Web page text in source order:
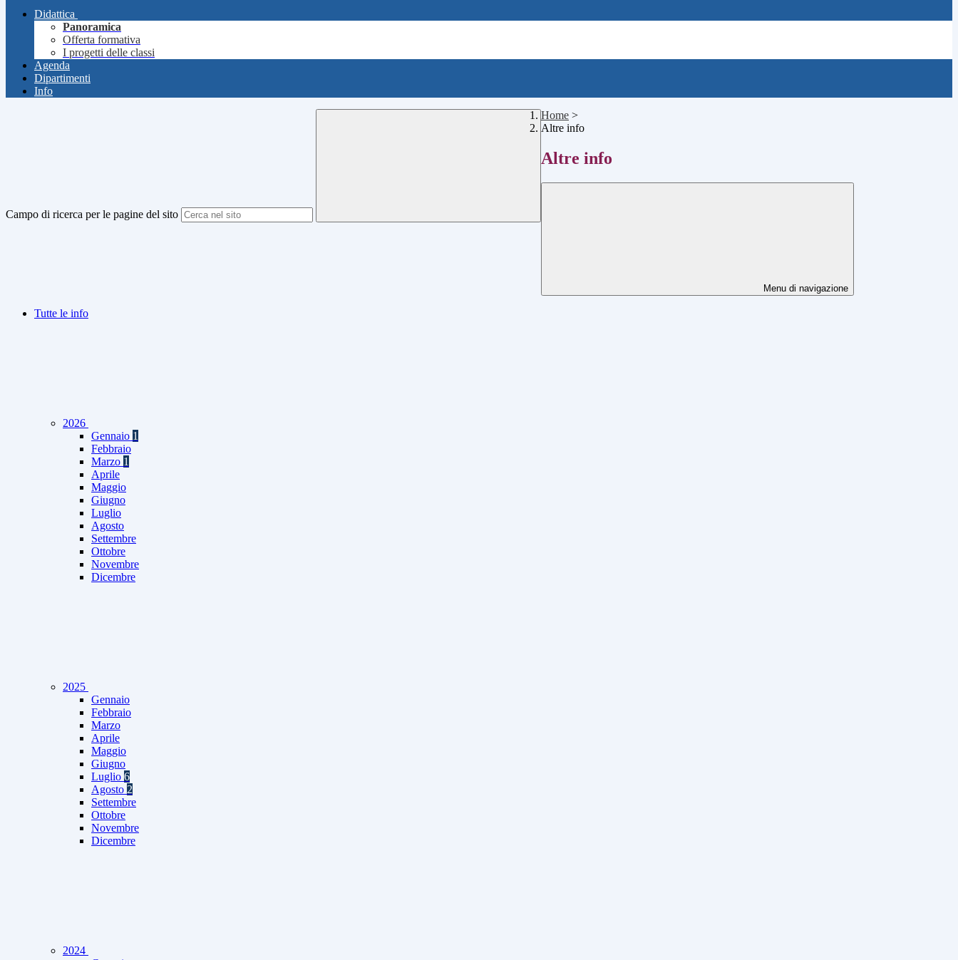
Didattica
Panoramica
Offerta formativa
I progetti delle classi
Agenda
Dipartimenti
Info
Campo di ricerca per le pagine del sito
Home >
Altre info
Altre info
Menu di navigazione
Tutte le info
2026
Gennaio 1
Febbraio
Marzo 1
Aprile
Maggio
Giugno
Luglio
Agosto
Settembre
Ottobre
Novembre
Dicembre
2025
Gennaio
Febbraio
Marzo
Aprile
Maggio
Giugno
Luglio 6
Agosto 2
Settembre
Ottobre
Novembre
Dicembre
2024